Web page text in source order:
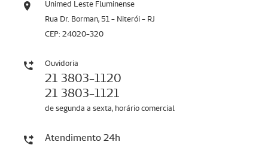
Unimed Leste Fluminense
Rua Dr. Borman, 51 - Niterói - RJ
CEP: 24020-320
Ouvidoria
21 3803-1120
21 3803-1121
de segunda a sexta, horário comercial
Atendimento 24h